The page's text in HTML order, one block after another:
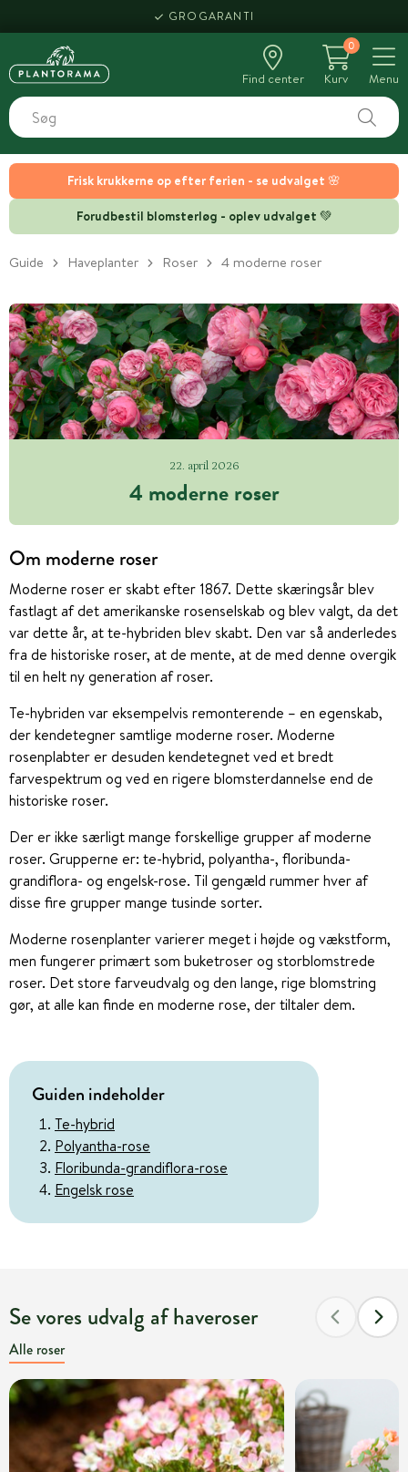
Frisk krukkerne op efter ferien - se udvalget 🌸
Forudbestil blomsterløg - oplev udvalget 💚
GROGARANTI
Find center
0
Kurv
Menu
Guide Haveplanter Roser 4 moderne roser
22. april 2026
4 moderne roser
Om moderne roser
Moderne roser er skabt efter 1867. Dette skæringsår blev
fastlagt af det amerikanske rosenselskab og blev valgt, da det
var dette år, at te-hybriden blev skabt. Den var så anderledes
fra de historiske roser, at de mente, at de med denne overgik
til en helt ny generation af roser.
Te-hybriden var eksempelvis remonterende – en egenskab,
der kendetegner samtlige moderne roser. Moderne
rosenplabter er desuden kendetegnet ved et bredt
farvespektrum og ved en rigere blomsterdannelse end de
historiske roser.
Der er ikke særligt mange forskellige grupper af moderne
roser. Grupperne er: te-hybrid, polyantha-, floribunda-
grandiflora- og engelsk-rose. Til gengæld rummer hver af
disse fire grupper mange tusinde sorter.
Moderne rosenplanter varierer meget i højde og vækstform,
men fungerer primært som buketroser og storblomstrede
roser. Det store farveudvalg og den lange, rige blomstring
gør, at alle kan finde en moderne rose, der tiltaler dem.
Guiden indeholder
Te-hybrid
Polyantha-rose
Floribunda-grandiflora-rose
Engelsk rose
Se vores udvalg af haveroser
Alle roser